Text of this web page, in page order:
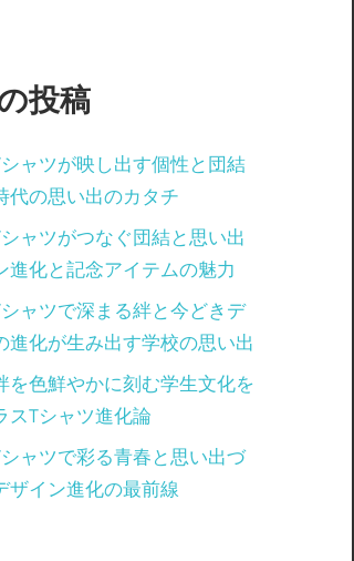
投稿
ャツが映し出す個性と団結
代の思い出のカタチ
ャツがつなぐ団結と思い出
進化と記念アイテムの魅力
ャツで深まる絆と今どきデ
進化が生み出す学校の思い出
を色鮮やかに刻む学生文化を
スTシャツ進化論
ャツで彩る青春と思い出づ
ザイン進化の最前線